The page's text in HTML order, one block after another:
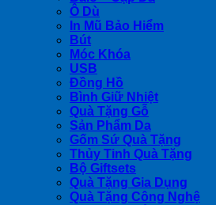
Ô Dù
In Mũ Bảo Hiểm
Bút
Móc Khóa
USB
Đồng Hồ
Bình Giữ Nhiệt
Quà Tặng Gỗ
Sản Phẩm Da
Gốm Sứ Quà Tặng
Thủy Tinh Quà Tặng
Bộ Giftsets
Quà Tặng Gia Dụng
Quà Tặng Công Nghệ